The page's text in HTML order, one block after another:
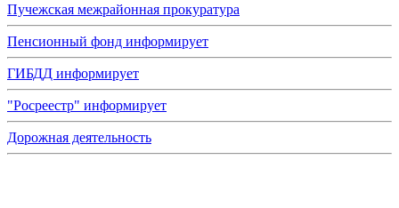
Пучежская межрайонная прокуратура
Пенсионный фонд информирует
ГИБДД информирует
"Росреестр" информирует
Дорожная деятельность